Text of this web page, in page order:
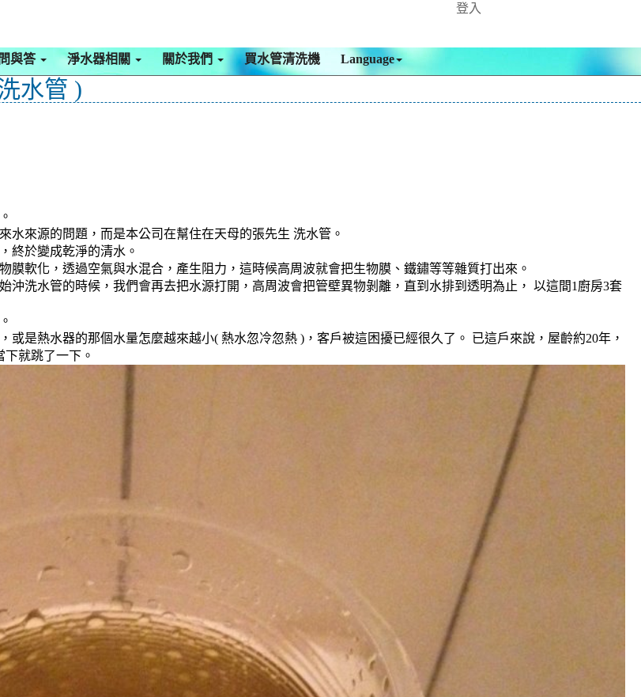
登入
問與答 淨水器相關 關於我們 買水管清洗機 Language
水管 )
來源的問題，而是本公司在幫住在天母的張先生 洗水管。
終於變成乾淨的清水。
軟化，透過空氣與水混合，產生阻力，這時候高周波就會把生物膜、鐵鏽等等雜質打出來。
洗水管的時候，我們會再去把水源打開，高周波會把管壁異物剝離，直到水排到透明為止， 以這間1廚房3套
是熱水器的那個水量怎麼越來越小( 熱水忽冷忽熱 )，客戶被這困擾已經很久了。 已這戶來說，屋齡約20年，
就跳了一下。